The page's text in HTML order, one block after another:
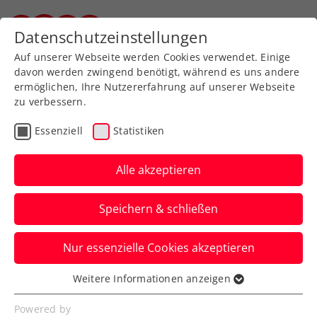
Zurück zur Newsübersicht
ATP
ATP-Challenger Teneriffa:
Misolic erst von Ex-Top-
10-Mann gestoppt
Auch Sandro Kopp verbucht beim ITF-
M25-Event in Vila Real de Santo António
einen Finaleinzug.
Verfasst von: Manuel Wachta, 16.02.2025
Datenschutzeinstellungen
Auf unserer Webseite werden Cookies verwendet. Einige
davon werden zwingend benötigt, während es uns andere
ermöglichen, Ihre Nutzererfahrung auf unserer Webseite
zu verbessern.
Essenziell Statistiken
Alle akzeptieren
Speichern & schließen
Nur essenzielle Cookies akzeptieren
Essenziell
Essenzielle Cookies werden für grundlegende
Weitere Informationen anzeigen
Powered by